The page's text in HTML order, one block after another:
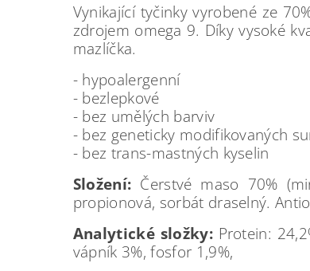
Vynikající tyčinky vyrobené ze
zdrojem omega 9. Díky vysoké
mazlíčka.
- hypoalergenní
- bezlepkové
- bez umělých barviv
- bez geneticky modifikovaných
- bez trans-mastných kyselin
Složení: Čerstvé maso 70%
propionová, sorbát draselný.
Analytické složky:Protein:
vápník 3%, fosfor 1,9%,